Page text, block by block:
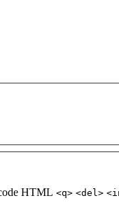
HTML <q> <del>